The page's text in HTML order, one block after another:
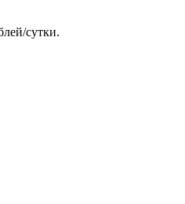
сутки.